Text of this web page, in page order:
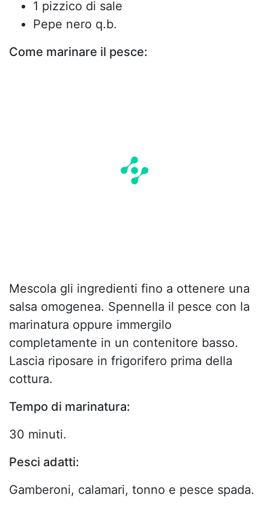
1 pizzico di sale
Pepe nero q.b.
Come marinare il pesce:
Mescola gli ingredienti fino a ottenere una
salsa omogenea. Spennella il pesce con la
marinatura oppure immergilo
completamente in un contenitore basso.
Lascia riposare in frigorifero prima della
cottura.
Tempo di marinatura:
30 minuti.
Pesci adatti:
Gamberoni, calamari, tonno e pesce spada.